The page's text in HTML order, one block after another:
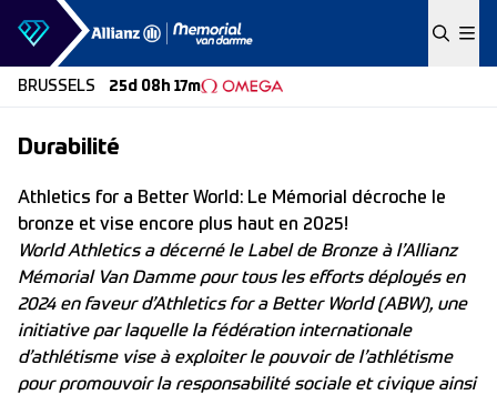
Skip to content
BRUSSELS 25d 08h 17m
Durabilité
Athletics for a Better World: Le Mémorial décroche le
bronze et vise encore plus haut en 2025!
World Athletics a décerné le Label de Bronze à l’Allianz
Mémorial Van Damme pour tous les efforts déployés en
2024 en faveur d’Athletics for a Better World (ABW), une
initiative par laquelle la fédération internationale
d’athlétisme vise à exploiter le pouvoir de l’athlétisme
pour promouvoir la responsabilité sociale et civique ainsi